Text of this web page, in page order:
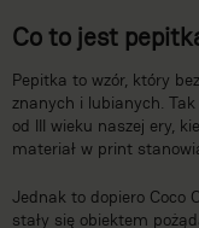
Co to jest
Pepitka to wzór, który
znanych i lubianych.
od III wieku naszej ery,
materiał w print
Jednak to dopiero Coco
stały się obiektem